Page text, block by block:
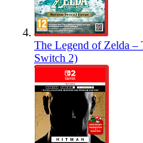
The Legend of Zelda –
Switch 2)